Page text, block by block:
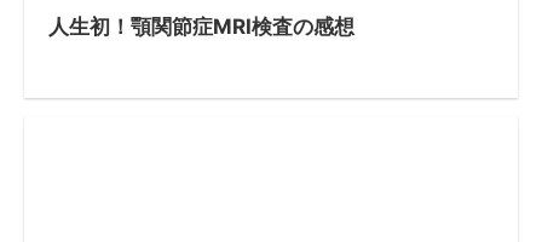
人生初！顎関節症MRI検査の感想